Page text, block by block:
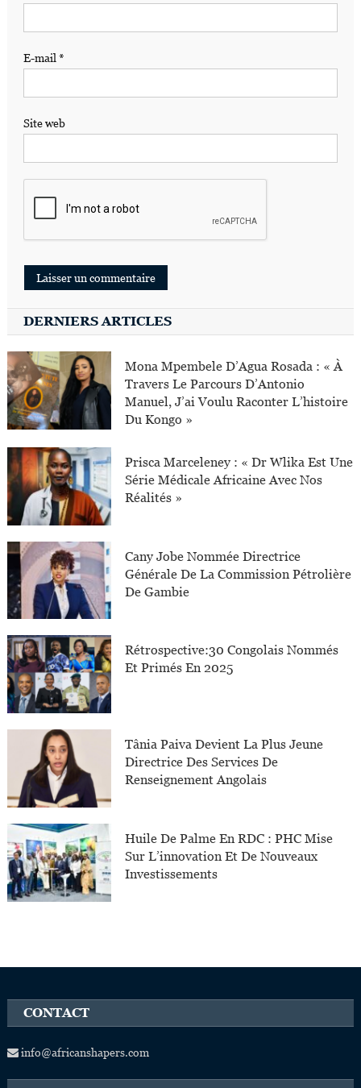
E-mail *
Site web
DERNIERS ARTICLES
Mona Mpembele D’Agua Rosada : « À
Travers Le Parcours D’Antonio
Manuel, J’ai Voulu Raconter L’histoire
Du Kongo »
Prisca Marceleney : « Dr Wlika Est Une
Série Médicale Africaine Avec Nos
Réalités »
Cany Jobe Nommée Directrice
Générale De La Commission Pétrolière
De Gambie
Rétrospective:30 Congolais Nommés
Et Primés En 2025
Tânia Paiva Devient La Plus Jeune
Directrice Des Services De
Renseignement Angolais
Huile De Palme En RDC : PHC Mise
Sur L’innovation Et De Nouveaux
Investissements
CONTACT
info@africanshapers.com